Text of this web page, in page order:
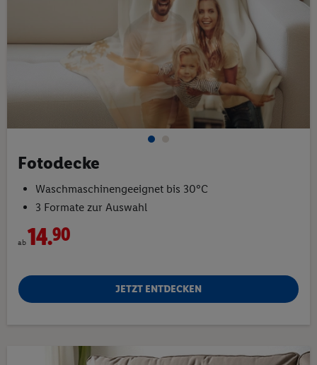
Kinder- & Tierwelt
Angebote
Fotodecke
Waschmaschinengeeignet bis 30°C
3 Formate zur Auswahl
ab14.90
JETZT ENTDECKEN